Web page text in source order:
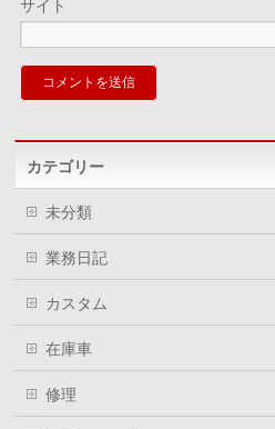
サイト
カテゴリー
未分類
業務日記
カスタム
在庫車
修理